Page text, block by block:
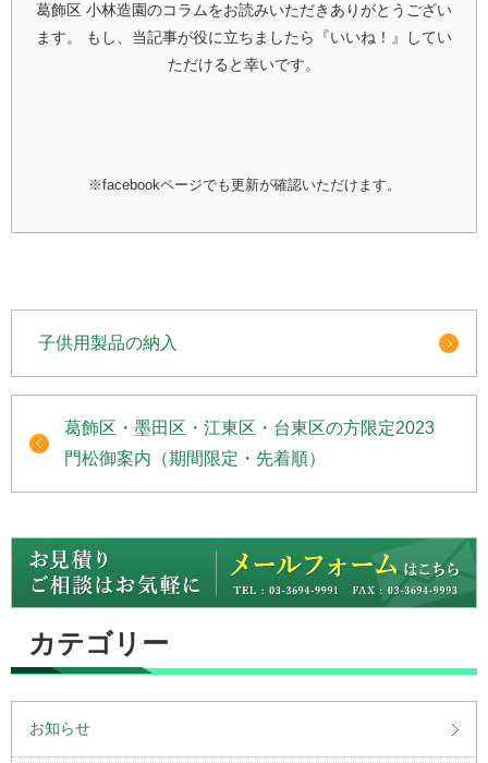
葛飾区 小林造園のコラムをお読みいただきありがとうござい
ます。
もし、当記事が役に立ちましたら『いいね！』してい
ただけると幸いです。
※facebookページでも更新が確認いただけます。
子供用製品の納入
葛飾区・墨田区・江東区・台東区の方限定2023
門松御案内（期間限定・先着順）
カテゴリー
お知らせ